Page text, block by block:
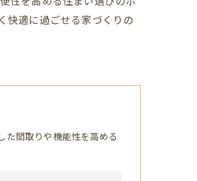
快適に過ごせる家づくりの
た間取りや機能性を高める